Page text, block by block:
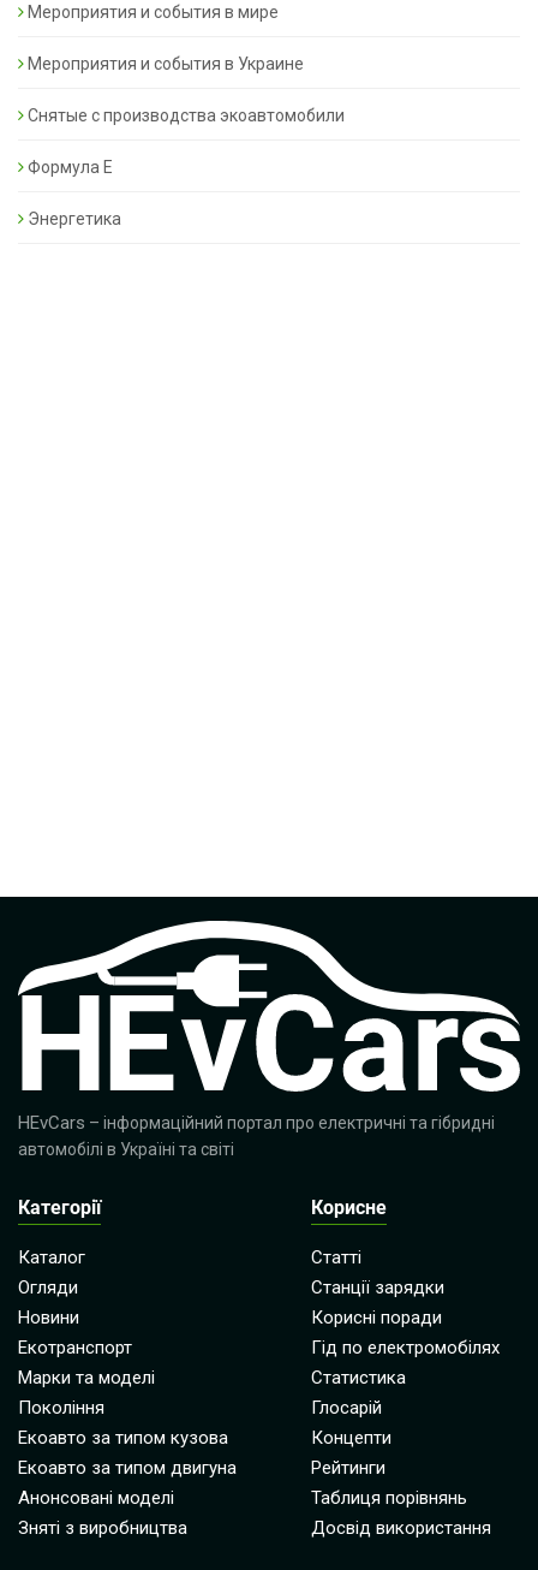
Мероприятия и события в мире
Мероприятия и события в Украине
Снятые с производства экоавтомобили
Формула Е
Энергетика
HEvCars – інформаційний портал про електричні та гібридні
автомобілі в Україні та світі
Категорії
Каталог
Огляди
Новини
Екотранспорт
Марки та моделі
Покоління
Екоавто за типом кузова
Екоавто за типом двигуна
Анонсовані моделі
Зняті з виробництва
Корисне
Статті
Станції зарядки
Корисні поради
Гід по електромобілях
Статистика
Глосарій
Концепти
Рейтинги
Таблиця порівнянь
Досвід використання